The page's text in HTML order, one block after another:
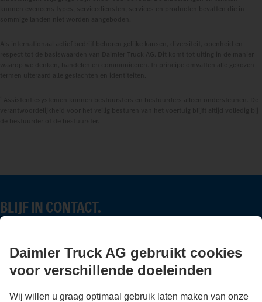
BLIJF IN CONTACT.
Ontdek Mercedes-Benz Trucks op onze digitale kanalen.